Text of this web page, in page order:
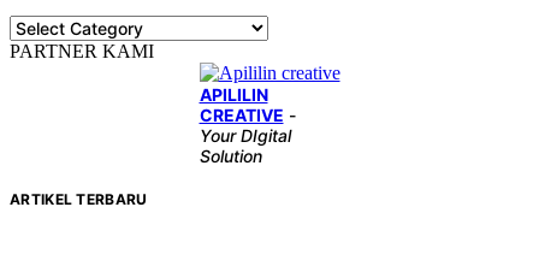
KATEGORI
PARTNER KAMI
APILILIN
CREATIVE -
Your DIgital
Solution
ARTIKEL TERBARU